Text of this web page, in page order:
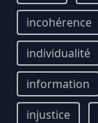
incohérence
individualité
information
injustice